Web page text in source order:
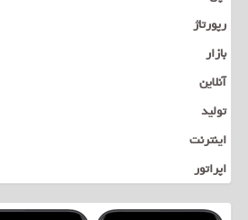
رپورتاژ
بازار
آنلاین
تولید
اینترنت
اپراتور